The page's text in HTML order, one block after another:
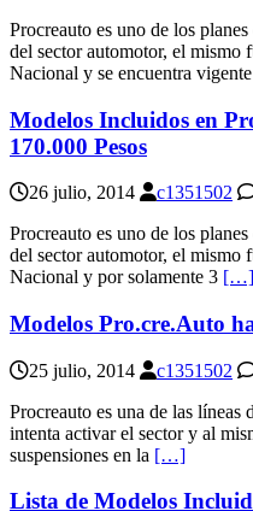
Procreauto es uno de los
del sector automotor, el
Nacional y se encuentra vigente
Modelos Incluidos en
170.000 Pesos
26 julio, 2014 c1351502
Procreauto es uno de los
del sector automotor, el
Nacional y por solamente 3 […]
Modelos Pro.cre.Auto
25 julio, 2014 c1351502
Procreauto es una de las líneas
intenta activar el sector y al
suspensiones en la […]
Lista de Modelos